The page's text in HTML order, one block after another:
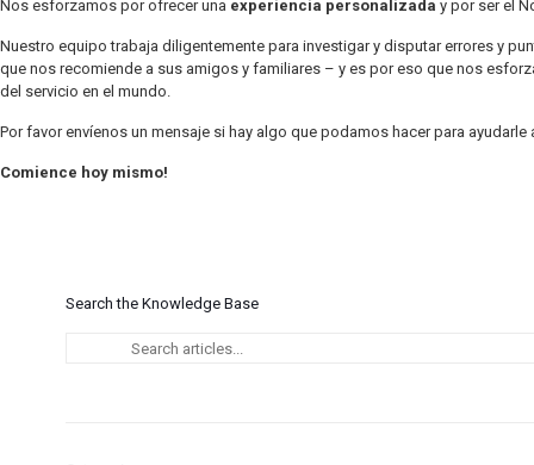
Nos esforzamos por ofrecer una experiencia personalizada y por ser el
Nuestro equipo trabaja diligentemente para investigar y disputar errores y
que nos recomiende a sus amigos y familiares – y es por eso que nos
del servicio en el mundo.
Por favor envíenos un mensaje si hay algo que podamos hacer para
Comience hoy mismo!
Search the Knowledge Base